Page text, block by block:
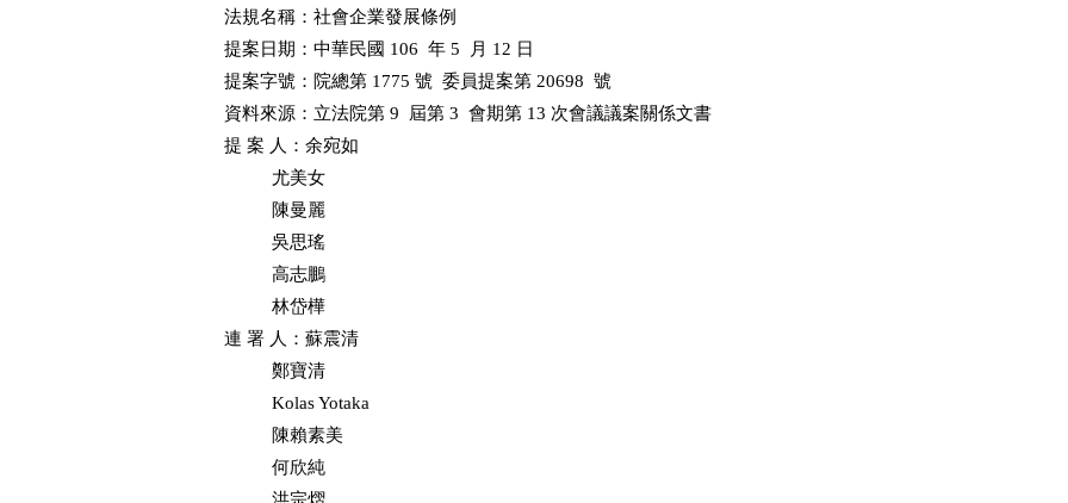
法規名稱：社會企業發展條例
提案日期：中華民國 106  年 5  月 12 日
提案字號：院總第 1775 號  委員提案第 20698  號
資料來源：立法院第 9  屆第 3  會期第 13 次會議議案關係文書
提 案 人：余宛如
          尤美女
          陳曼麗
          吳思瑤
          高志鵬
          林岱樺
連 署 人：蘇震清
          鄭寶清
          Kolas Yotaka
          陳賴素美
          何欣純